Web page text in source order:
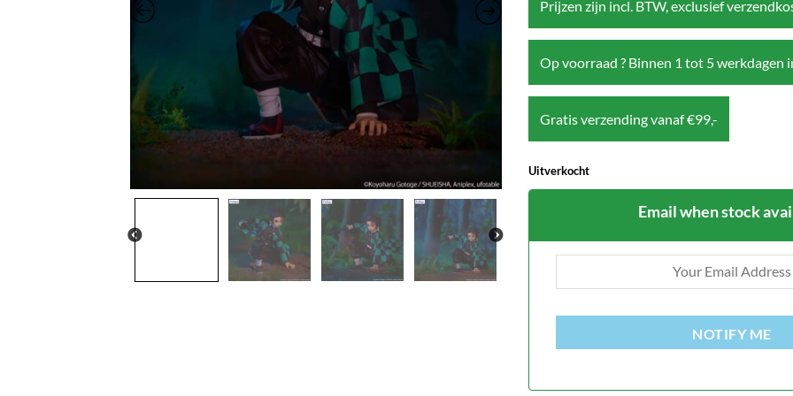
Prijzen zijn incl. BTW, exclusief
Op voorraad ? Binnen 1 tot 5 werkdagen
Gratis verzending vanaf €99,-
Uitverkocht
Email when stock
NOTIFY ME